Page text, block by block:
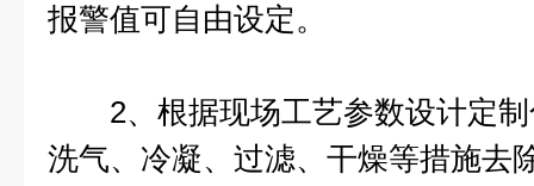
报警值可自由设定。
2、根据现场工艺参数设计定制
洗气、冷凝、过滤、干燥等措施去